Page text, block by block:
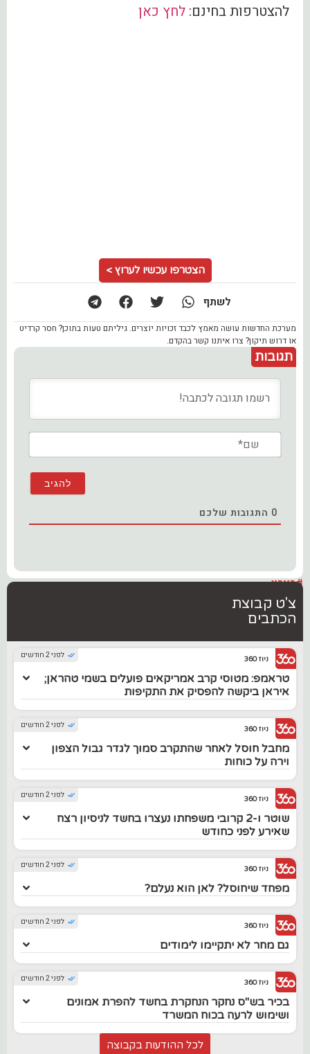
להצטרפות בחינם: לחץ כאן
הצטרפו עכשיו לערוץ >
לשתף
מערכת החדשות עושה מאמץ לכבד זכויות יוצרים. גיליתם טעות בתוכן? חסר קרדיט
או דרוש תיקון? צרו איתנו קשר בהקדם.
תגובות
0 התגובות שלכם
#בארץ
צ'ט קבוצת
הכתבים
לפני 2 חודשים ניוז 360
טראמפ: מטוסי קרב אמריקאים פועלים בשמי טהראן;
איראן ביקשה להפסיק את התקיפות
לפני 2 חודשים ניוז 360
מחבל חוסל לאחר שהתקרב סמוך לגדר גבול הצפון
וירה על כוחות
לפני 2 חודשים ניוז 360
שוטר ו-2 קרובי משפחתו נעצרו בחשד לניסיון רצח
שאירע לפני כחודש
לפני 2 חודשים ניוז 360
מפחד שיחוסל? לאן הוא נעלם?
לפני 2 חודשים ניוז 360
גם מחר לא יתקיימו לימודים
לפני 2 חודשים ניוז 360
בכיר בש"ס נחקר הנחקרת בחשד להפרת אמונים
ושימוש לרעה בכוח המשרד
לכל ההודעות בקבוצה